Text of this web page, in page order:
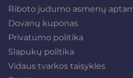
Riboto judumo asmenų
Dovanų kuponas
Privatumo politika
Slapukų politika
Vidaus tvarkos taisyklės